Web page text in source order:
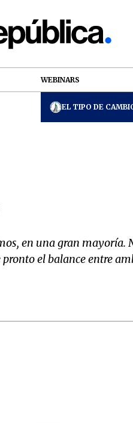
WEBINARS
EL TIPO DE
en una gran mayoría.
el balance entre